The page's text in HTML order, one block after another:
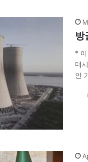
방
*
데
인